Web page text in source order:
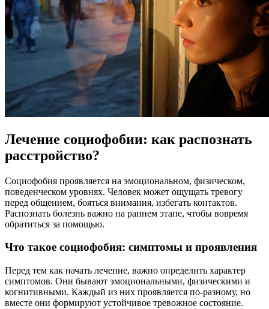
Лечение социофобии: как распознать
расстройство?
Социофобия проявляется на эмоциональном, физическом,
поведенческом уровнях. Человек может ощущать тревогу
перед общением, бояться внимания, избегать контактов.
Распознать болезнь важно на раннем этапе, чтобы вовремя
обратиться за помощью.
Что такое социофобия: симптомы и проявления
Перед тем как начать лечение, важно определить характер
симптомов. Они бывают эмоциональными, физическими и
когнитивными. Каждый из них проявляется по-разному, но
вместе они формируют устойчивое тревожное состояние.